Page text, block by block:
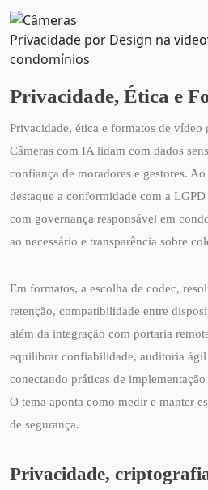
Privacidade por Design na
condomínios
Privacidade, Ética e
Privacidade, ética e formatos de vídeo
Câmeras com IA lidam com dados
confiança de moradores e gestores.
destaque a conformidade com a
com governança responsável em
ao necessário e transparência sobre
Em formatos, a escolha de codec,
retenção, compatibilidade entre
além da integração com portaria
equilibrar confiabilidade, auditoria
conectando práticas de
O tema aponta como medir e manter
de segurança.
Privacidade,